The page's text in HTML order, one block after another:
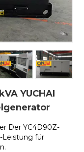
YUCHAI
Der YC4D90Z-
Leistung für